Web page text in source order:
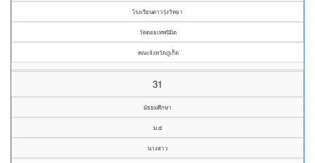
โรงเรียนดาวรุ่งวิทยา
วัดดอยเทพนิมิต
คณะจังหวัดภูเก็ต
31
มัธยมศึกษา
ม.๕
นางสาว